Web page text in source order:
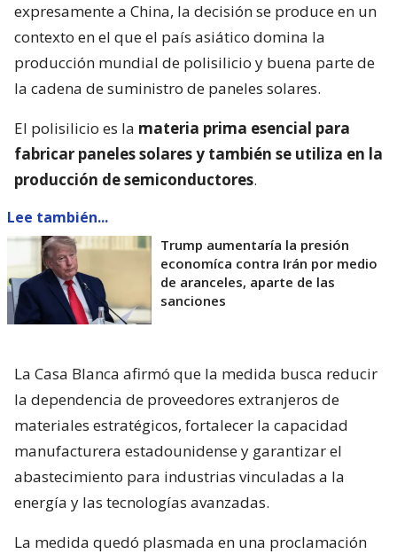
expresamente a China, la decisión se produce en un
contexto en el que el país asiático domina la
producción mundial de polisilicio y buena parte de
la cadena de suministro de paneles solares.
El polisilicio es la materia prima esencial para
fabricar paneles solares y también se utiliza en la
producción de semiconductores.
Lee también...
Trump aumentaría la presión
economíca contra Irán por medio
de aranceles, aparte de las
sanciones
La Casa Blanca afirmó que la medida busca reducir
la dependencia de proveedores extranjeros de
materiales estratégicos, fortalecer la capacidad
manufacturera estadounidense y garantizar el
abastecimiento para industrias vinculadas a la
energía y las tecnologías avanzadas.
La medida quedó plasmada en una proclamación